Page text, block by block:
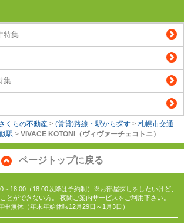
特集
集
くらの不動産 > (賃貸)路線・駅から探す > 札幌市交通
駅 > VIVACE KOTONI（ヴィヴァーチェコトニ）
ページトップに戻る
～18:00（18:00以降は予約制）※お部屋探しをしたいけど、
とができない方。 夜間ご案内サービスをご利用下さい。
中無休（年末年始休暇12月29日～1月3日）